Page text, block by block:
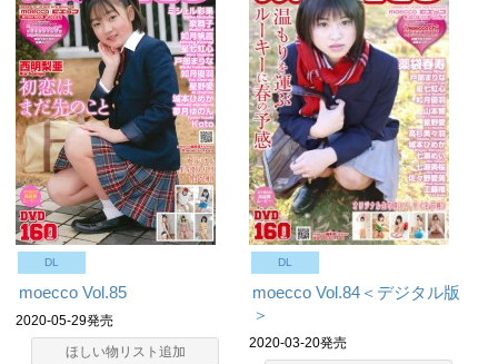
DL
moecco Vol.85
2020-05-29発売
ほしい物リスト追加
DL
moecco Vol.84＜デジタル版
＞
2020-03-20発売